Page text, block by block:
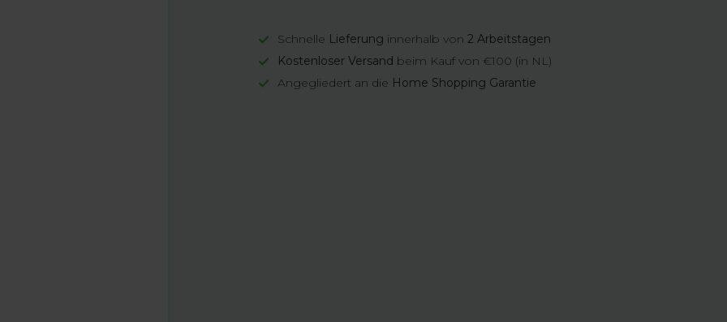
Schnelle Lieferung innerhalb von2 Arbeitstagen
Kostenloser Versand beim Kauf von €100 (in NL)
Angegliedert an die Home Shopping Garantie